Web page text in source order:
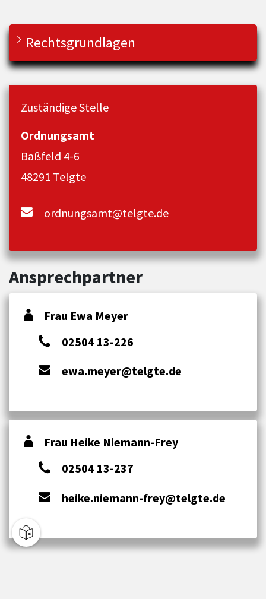
Rechtsgrundlagen
Zuständige Stelle
Ordnungsamt
Baßfeld 4-6
48291 Telgte
ordnungsamt@telgte.de
Ansprechpartner
Frau Ewa Meyer
02504 13-226
ewa.meyer@telgte.de
Frau Heike Niemann-Frey
02504 13-237
heike.niemann-frey@telgte.de